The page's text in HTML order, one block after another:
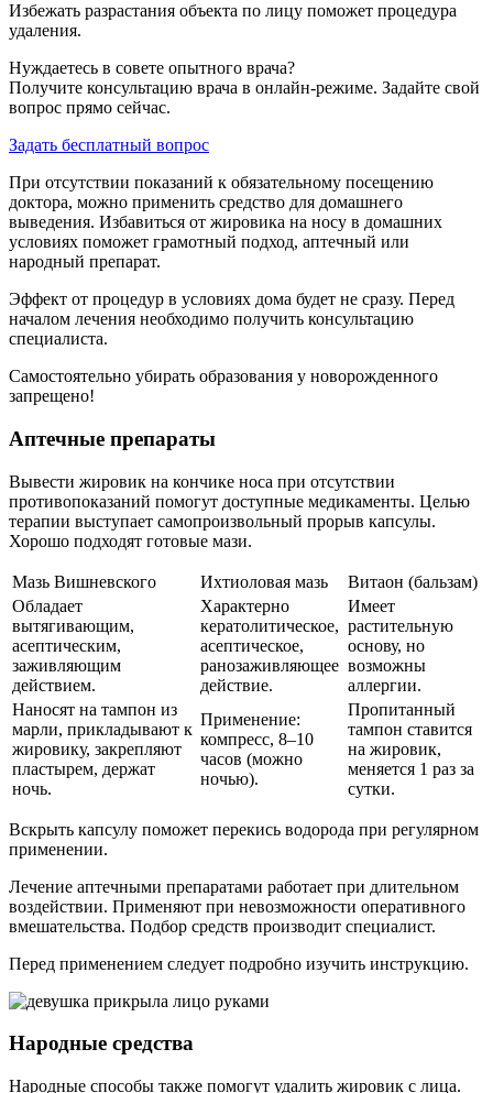
Избежать разрастания объекта по лицу поможет процедура
удаления.
Нуждаетесь в совете опытного врача?
Получите консультацию врача в онлайн-режиме. Задайте свой
вопрос прямо сейчас.
Задать бесплатный вопрос
При отсутствии показаний к обязательному посещению
доктора, можно применить средство для домашнего
выведения. Избавиться от жировика на носу в домашних
условиях поможет грамотный подход, аптечный или
народный препарат.
Эффект от процедур в условиях дома будет не сразу. Перед
началом лечения необходимо получить консультацию
специалиста.
Самостоятельно убирать образования у новорожденного
запрещено!
Аптечные препараты
Вывести жировик на кончике носа при отсутствии
противопоказаний помогут доступные медикаменты. Целью
терапии выступает самопроизвольный прорыв капсулы.
Хорошо подходят готовые мази.
Мазь Вишневского Ихтиоловая мазь
Витаон (бальзам)
Обладает
вытягивающим,
асептическим,
заживляющим
действием.
Характерно
кератолитическое,
асептическое,
ранозаживляющее
действие.
Имеет
растительную
основу, но
возможны
аллергии.
Наносят на тампон из
марли, прикладывают к
жировику, закрепляют
пластырем, держат
ночь.
Применение:
компресс, 8–10
часов (можно
ночью).
Пропитанный
тампон ставится
на жировик,
меняется 1 раз за
сутки.
Вскрыть капсулу поможет перекись водорода при регулярном
применении.
Лечение аптечными препаратами работает при длительном
воздействии. Применяют при невозможности оперативного
вмешательства. Подбор средств производит специалист.
Перед применением следует подробно изучить инструкцию.
Народные средства
Народные способы также помогут удалить жировик с лица.